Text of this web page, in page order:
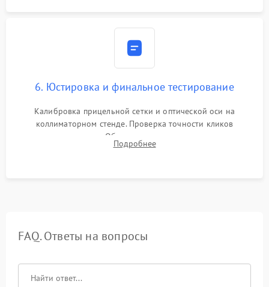
6. Юстировка и финальное тестирование
Калибровка прицельной сетки и оптической оси на
коллиматорном стенде. Проверка точности кликов
механизма поправок. Обязательное испытание прицела на
ударном стенде для проверки устойчивости к отдаче и
Подробнее
FAQ. Ответы на вопросы